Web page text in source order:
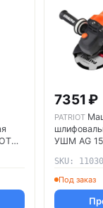
7351 ₽
PATRIOT
УШМ AG
пылезащ.
110301155
SKU:
Под заказ